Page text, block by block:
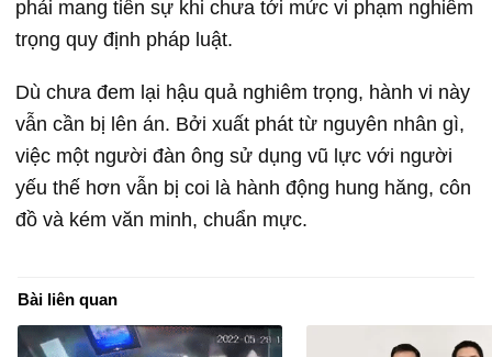
phải mang tiền sự khi chưa tới mức vi phạm nghiêm
trọng quy định pháp luật.
Dù chưa đem lại hậu quả nghiêm trọng, hành vi này
vẫn cần bị lên án. Bởi xuất phát từ nguyên nhân gì,
việc một người đàn ông sử dụng vũ lực với người
yếu thế hơn vẫn bị coi là hành động hung hăng, côn
đồ và kém văn minh, chuẩn mực.
Bài liên quan